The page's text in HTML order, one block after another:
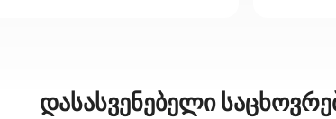
დასასვენებელი